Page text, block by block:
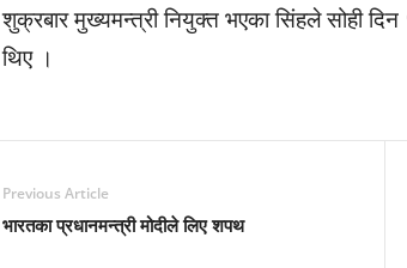
शुक्रबार मुख्यमन्त्री नियुक्त भएका सिंहले सोही दिन
थिए ।
Previous Article
भारतका प्रधानमन्त्री मोदीले लिए शपथ